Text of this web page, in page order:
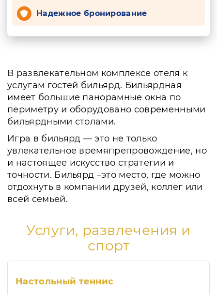
Надежное бронирование
В развлекательном комплексе отеля к
услугам гостей бильярд. Бильярдная
имеет большие панорамные окна по
периметру и оборудовано современными
бильярдными столами.
Игра в бильярд — это не только
увлекательное времяпрепровождение, но
и настоящее искусство стратегии и
точности. Бильярд –это место, где можно
отдохнуть в компании друзей, коллег или
всей семьей.
Услуги, развлечения и
спорт
Настольный теннис